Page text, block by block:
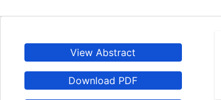
View Abstract
Download PDF